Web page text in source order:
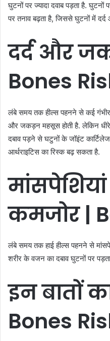
घुटनों पर ज्यादा दवाब पड़ता है.
पर तनाव बढ़ता है, जिससे घुटनों में
दर्द और
Bones
लंबे समय तक हील्स पहनने से कई
और जकड़न महसूस होती है. लेकिन
दबाव पड़ने से घटुनों के जॉइंट
आर्थराइटिस का रिस्क बढ़ सकता है.
मांसपेशियां
कमजोर |
लंबे समय तक हाई हील्स पहनने से
शरीर के वजन का दबाव घुटनों पर
इनबातों
Bones